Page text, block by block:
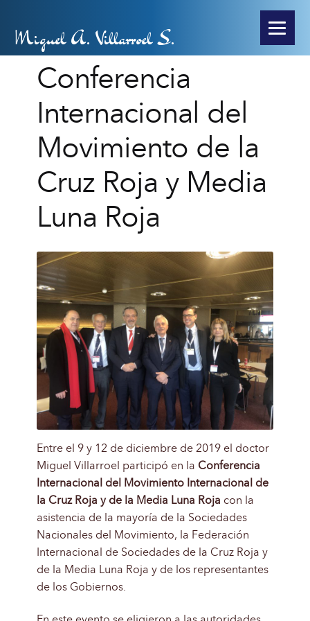
Miguel A. Villarroel S.
Conferencia
Internacional del
Movimiento de la
Cruz Roja y Media
Luna Roja
Entre el 9 y 12 de diciembre de 2019 el doctor
Miguel Villarroel participó en la Conferencia
Internacional del Movimiento Internacional de
la Cruz Roja y de la Media Luna Roja con la
asistencia de la mayoría de la Sociedades
Nacionales del Movimiento, la Federación
Internacional de Sociedades de la Cruz Roja y
de la Media Luna Roja y de los representantes
de los Gobiernos.